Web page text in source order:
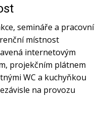
semináře a pracovní
místnost
internetovým
projekčním plátnem
WC a kuchyňkou
na provozu